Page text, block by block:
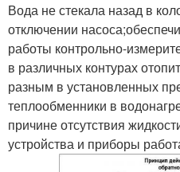
Вода не стекала назад в
отключении
работы контрольно-
в различных контурах
разным в установленных
теплообменники в
причине отсутствия
устройства и приборы